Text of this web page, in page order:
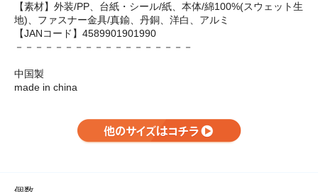
【素材】外装/PP、台紙・シール/紙、本体/綿100%(スウェット生
地)、ファスナー金具/真鍮、丹銅、洋白、アルミ
【JANコード】4589901901990
－－－－－－－－－－－－－－－－－－
中国製
made in china